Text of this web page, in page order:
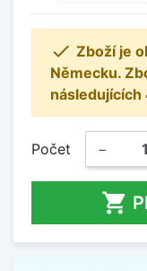
 Zboží je
Německu.
následujících
Počet −
